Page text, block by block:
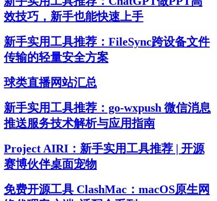
效技巧，新手也能快速上手
新手实用工具推荐：FileSync跨设备文件
传输的轻量安全方案
球类直播网站汇总
新手实用工具推荐：go-wxpush 微信消息
推送服务技术解析与应用指南
Project AIRI：新手实用工具推荐 | 开源
赛博伙伴桌面宠物
免费开源工具 ClashMac：macOS原生网